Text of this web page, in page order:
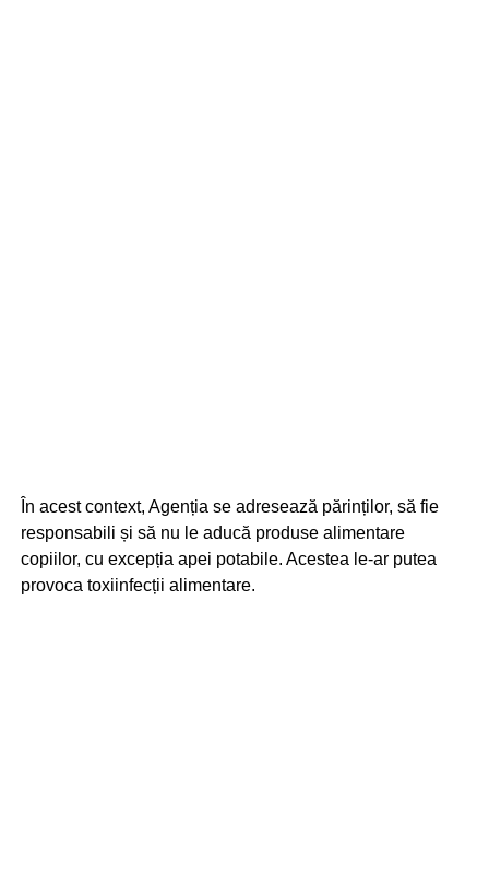
În acest context, Agenția se adresează părinților, să fie
responsabili și să nu le aducă produse alimentare
copiilor, cu excepția apei potabile. Acestea le-ar putea
provoca toxiinfecții alimentare.